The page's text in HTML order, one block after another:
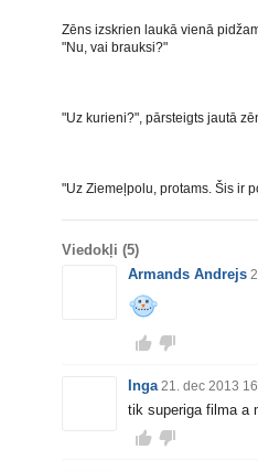
Zēns izskrien laukā vienā
"Nu, vai brauksi?"
"Uz kurieni?", pārsteigts jautā
"Uz Ziemeļpolu, protams. Šis ir
Viedokļi (5)
Armands Andrejs
Inga 21. dec 2013
tik superiga filma a